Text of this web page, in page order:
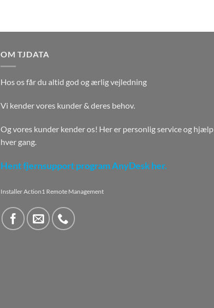
OM TJDATA
Hos os får du altid god og ærlig vejledning
Vi kender vores kunder & deres behov.
Og vores kunder kender os! Her er personlig service og hjælp
hver gang.
Hent fjernsupport program AnyDesk her.
Installer Action1 Remote Management